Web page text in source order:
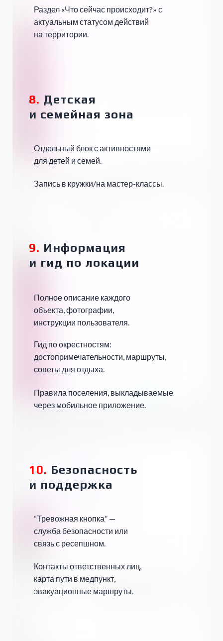
10. Безопасность
и поддержка
9. Информация
и гид по локации
8. Детская
и семейная зона
Раздел «Что сейчас происходит?» с
актуальным статусом действий
на территории.
Правила поселения, выкладываемые
через мобильное приложение.
Гид по окрестностям:
достопримечательности, маршруты,
советы для отдыха.
Контакты ответственных лиц,
карта пути в медпункт,
эвакуационные маршруты.
“Тревожная кнопка” —
служба безопасности или
связь с ресепшном.
Полное описание каждого
объекта, фотографии,
инструкции пользователя.
Запись в кружки/на мастер-классы.
Отдельный блок с активностями
для детей и семей.